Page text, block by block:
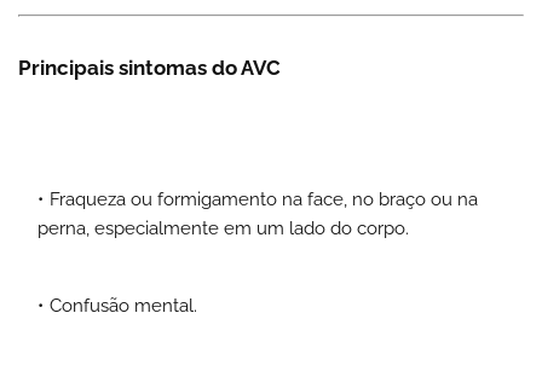
Principais sintomas do AVC
Fraqueza ou formigamento na face, no braço ou na
perna, especialmente em um lado do corpo.
Confusão mental.